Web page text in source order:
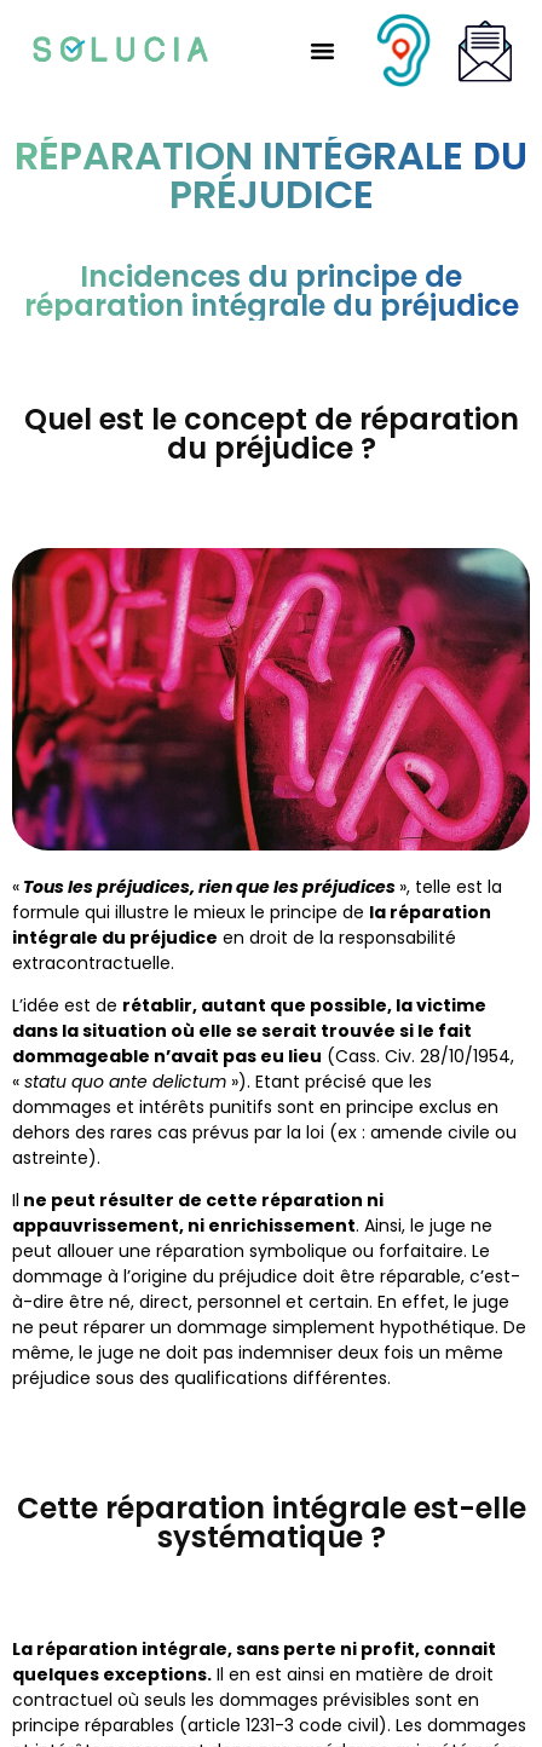
RÉPARATION INTÉGRALE DU
PRÉJUDICE
Incidences du principe de
réparation intégrale du préjudice
Quel est le concept de réparation
du préjudice ?
« Tous les préjudices, rien que les préjudices », telle est la
formule qui illustre le mieux le principe de la réparation
intégrale du préjudice en droit de la responsabilité
extracontractuelle.
L’idée est de rétablir, autant que possible, la victime
dans la situation où elle se serait trouvée si le fait
dommageable n’avait pas eu lieu (Cass. Civ. 28/10/1954,
« statu quo ante delictum »). Etant précisé que les
dommages et intérêts punitifs sont en principe exclus en
dehors des rares cas prévus par la loi (ex : amende civile ou
astreinte).
Il ne peut résulter de cette réparation ni
appauvrissement, ni enrichissement. Ainsi, le juge ne
peut allouer une réparation symbolique ou forfaitaire. Le
dommage à l’origine du préjudice doit être réparable, c’est-
à-dire être né, direct, personnel et certain. En effet, le juge
ne peut réparer un dommage simplement hypothétique. De
même, le juge ne doit pas indemniser deux fois un même
préjudice sous des qualifications différentes.
Cette réparation intégrale est-elle
systématique ?
La réparation intégrale, sans perte ni profit, connait
quelques exceptions. Il en est ainsi en matière de droit
contractuel où seuls les dommages prévisibles sont en
principe réparables (article 1231-3 code civil). Les dommages